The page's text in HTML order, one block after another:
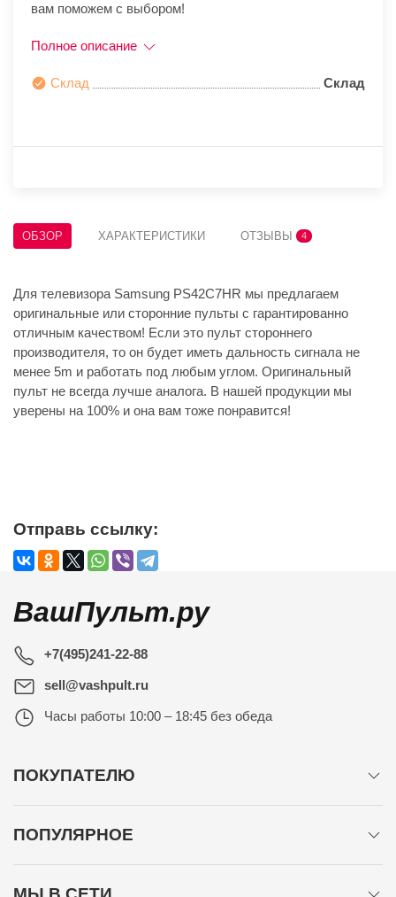
вам поможем с выбором!
Полное описание
Склад Склад
ОБЗОР ХАРАКТЕРИСТИКИ ОТЗЫВЫ 4
Для телевизора Samsung PS42C7HR мы предлагаем
оригинальные или сторонние пульты с гарантированно
отличным качеством! Если это пульт стороннего
производителя, то он будет иметь дальность сигнала не
менее 5m и работать под любым углом. Оригинальный
пульт не всегда лучше аналога. В нашей продукции мы
уверены на 100% и она вам тоже понравится!
Отправь ссылку:
ВашПульт.ру
+7(495)241-22-88
sell@vashpult.ru
Часы работы 10:00 – 18:45 без обеда
ПОКУПАТЕЛЮ
ПОПУЛЯРНОЕ